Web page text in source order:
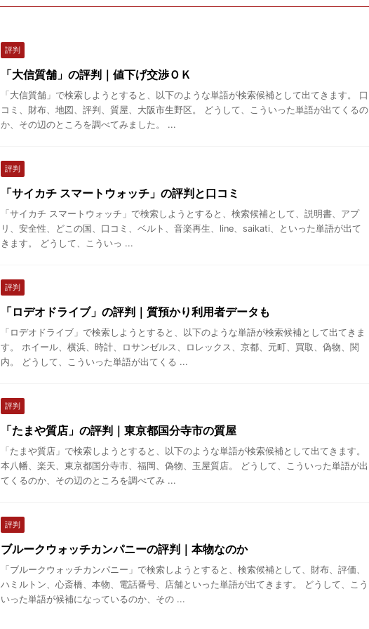
評判
「大信質舗」の評判｜値下げ交渉ＯＫ
「大信質舗」で検索しようとすると、以下のような単語が検索候補として出てきます。 口
コミ、財布、地図、評判、質屋、大阪市生野区。 どうして、こういった単語が出てくるの
か、その辺のところを調べてみました。 ...
評判
「サイカチ スマートウォッチ」の評判と口コミ
「サイカチ スマートウォッチ」で検索しようとすると、検索候補として、説明書、アプ
リ、安全性、どこの国、口コミ、ベルト、音楽再生、line、saikati、といった単語が出て
きます。 どうして、こういっ ...
評判
「ロデオドライブ」の評判｜質預かり利用者データも
「ロデオドライブ」で検索しようとすると、以下のような単語が検索候補として出てきま
す。 ホイール、横浜、時計、ロサンゼルス、ロレックス、京都、元町、買取、偽物、関
内。 どうして、こういった単語が出てくる ...
評判
「たまや質店」の評判｜東京都国分寺市の質屋
「たまや質店」で検索しようとすると、以下のような単語が検索候補として出てきます。
本八幡、楽天、東京都国分寺市、福岡、偽物、玉屋質店。 どうして、こういった単語が出
てくるのか、その辺のところを調べてみ ...
評判
ブルークウォッチカンパニーの評判｜本物なのか
「ブルークウォッチカンパニー」で検索しようとすると、検索候補として、財布、評価、
ハミルトン、心斎橋、本物、電話番号、店舗といった単語が出てきます。 どうして、こう
いった単語が候補になっているのか、その ...